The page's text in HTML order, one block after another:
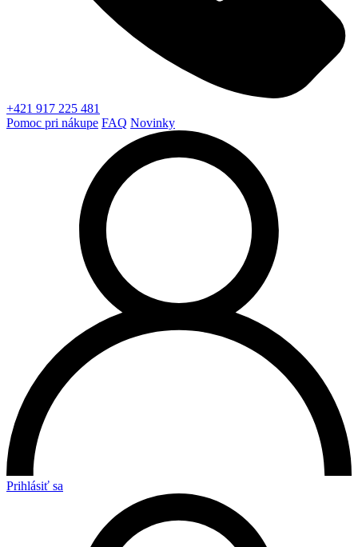
+421 917 225 481
Pomoc pri nákupe FAQ Novinky
Prihlásiť sa